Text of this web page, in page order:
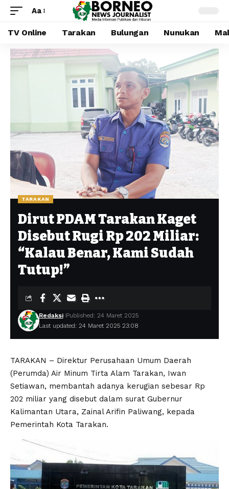
Aa
TV Online Tarakan Bulungan Nunukan
TARAKAN
Dirut PDAM Tarakan Kaget
Disebut Rugi Rp 202 Miliar:
“Kalau Benar, Kami Sudah
Tutup!”
Last updated: 24 Maret 2025 23:08
Redaksi Published: 24 Maret 2025
TARAKAN – Direktur Perusahaan Umum Daerah
(Perumda) Air Minum Tirta Alam Tarakan, Iwan
Setiawan, membantah adanya kerugian sebesar Rp
202 miliar yang disebut dalam surat Gubernur
Kalimantan Utara, Zainal Arifin Paliwang, kepada
Pemerintah Kota Tarakan.